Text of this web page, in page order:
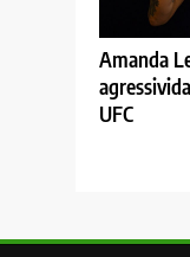
Amanda
UFC